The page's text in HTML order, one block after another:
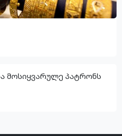
მოსიყვარულე პატრონს